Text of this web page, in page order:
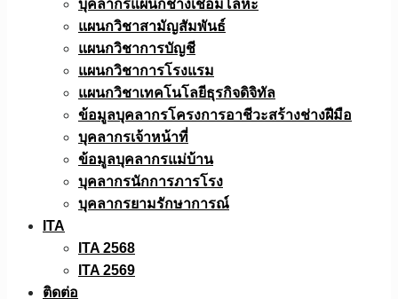
บุคลากรแผนกช่างเชื่อมโลหะ
แผนกวิชาสามัญสัมพันธ์
แผนกวิชาการบัญชี
แผนกวิชาการโรงแรม
แผนกวิชาเทคโนโลยีธุรกิจดิจิทัล
ข้อมูลบุคลากรโครงการอาชีวะสร้างช่างฝีมือ
บุคลากรเจ้าหน้าที่
ข้อมูลบุคลากรแม่บ้าน
บุคลากรนักการภารโรง
บุคลากรยามรักษาการณ์
ITA
ITA 2568
ITA 2569
ติดต่อ